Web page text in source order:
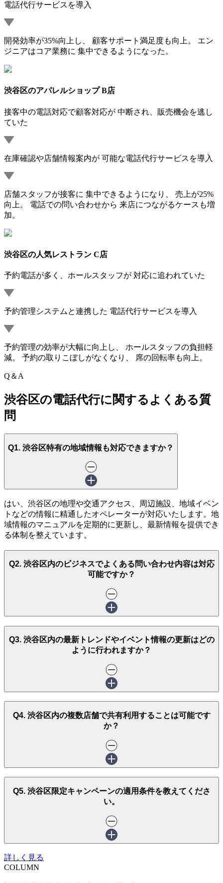
電話代行サービスを導入
開発効率が35%向上し、 顧客サポート満足度も向上。 エン
ジニアはコア業務に 集中できるようになった。
渋谷区のアパレルショップ B店
接客中の電話対応で顧客対応が 中断され、販売機会を逃し
ていた
在庫確認や店舗情報案内が 可能な電話代行サービスを導入
店舗スタッフが接客に 集中できるようになり、 売上が25%
向上。 電話での問い合わせから 来店につながるケースも増
加。
渋谷区の人気レストラン C店
予約電話が多く、ホールスタッフが 対応に追われていた
予約管理システムと連携した 電話代行サービスを導入
予約管理の効率が大幅に向上し、 ホールスタッフの負担軽
減。 予約の取りこぼしがなくなり、 席の回転率も向上。
Q＆A
渋谷区の電話代行に関する よくある質
問
Q1. 渋谷区特有の地域情報も対応できますか？
はい、渋谷区の地理や交通アクセス、周辺施設、地域イベン
トなどの情報に精通したオペレーターが対応いたします。地
域情報のマニュアルを定期的に更新し、最新情報を提供でき
る体制を整えています。
Q2. 渋谷区内のビジネスでよくある問い合わせ内容は対応
可能ですか？
Q3. 渋谷区内の最新トレンドやイベント情報の更新はどの
ように行われますか？
Q4. 渋谷区内の複数店舗で共有利用することは可能です
か？
Q5. 渋谷区限定キャンペーンの適用条件を教えてくださ
い。
詳しく見る
COLUMN